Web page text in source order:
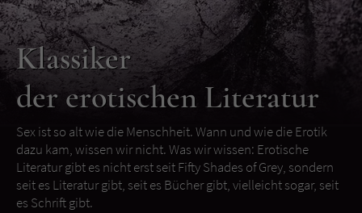
Klassiker
der erotischen Literatur
Sex ist so alt wie die Menschheit. Wann und wie die Erotik
dazu kam, wissen wir nicht. Was wir wissen: Erotische
Literatur gibt es nicht erst seit Fifty Shades of Grey, sondern
seit es Literatur gibt, seit es Bücher gibt, vielleicht sogar, seit
es Schrift gibt.